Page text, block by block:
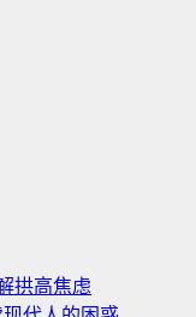
拱高焦虑